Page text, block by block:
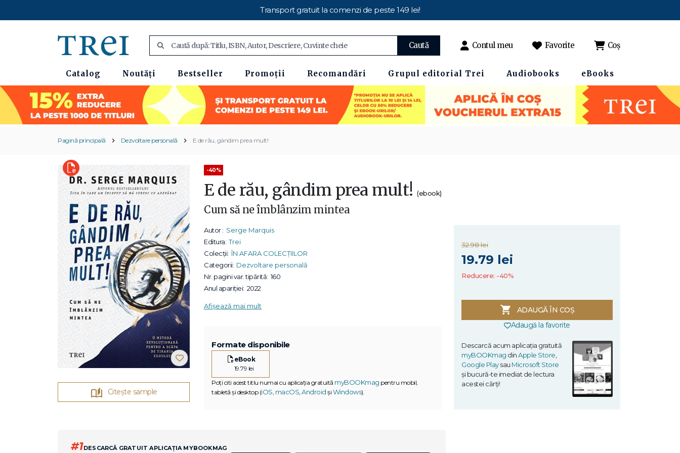
Transport gratuit la comenzi de peste 149 lei!
Caută Contul meu Favorite Coș
Catalog Noutăți Bestseller Promoții Recomandări Grupul editorial Trei Audiobooks eBooks
Pagină principală Dezvoltare personală E de rău, gândim prea mult!
Citește sample
-40%
E de rău, gândim prea mult! (ebook)
Cum să ne îmblânzim mintea
Autor : Serge Marquis
Editura: Trei
Colecții: ÎN AFARA COLECȚIILOR
Categorii: Dezvoltare personală
Nr. pagini var. tipărită: 160
Anul apariției: 2022
Afișează mai mult
Formate disponibile
eBook
19.79 lei
Poți citi acest titlu numai cu aplicația gratuită myBOOKmag pentru mobil,
tabletă și desktop (iOS macOS Android și Windows).
32.98 lei
19.79 lei
Reducere: -40%
ADAUGĂ ÎN COȘ
Adaugă la favorite
Descarcă acum aplicația gratuită
myBOOKmag dinApple Store
Google Playsau Microsoft Store
și bucură-te imediat de lectura
acestei cărți!
#1DESCARCĂ GRATUIT APLICAȚIA MYBOOKMAG